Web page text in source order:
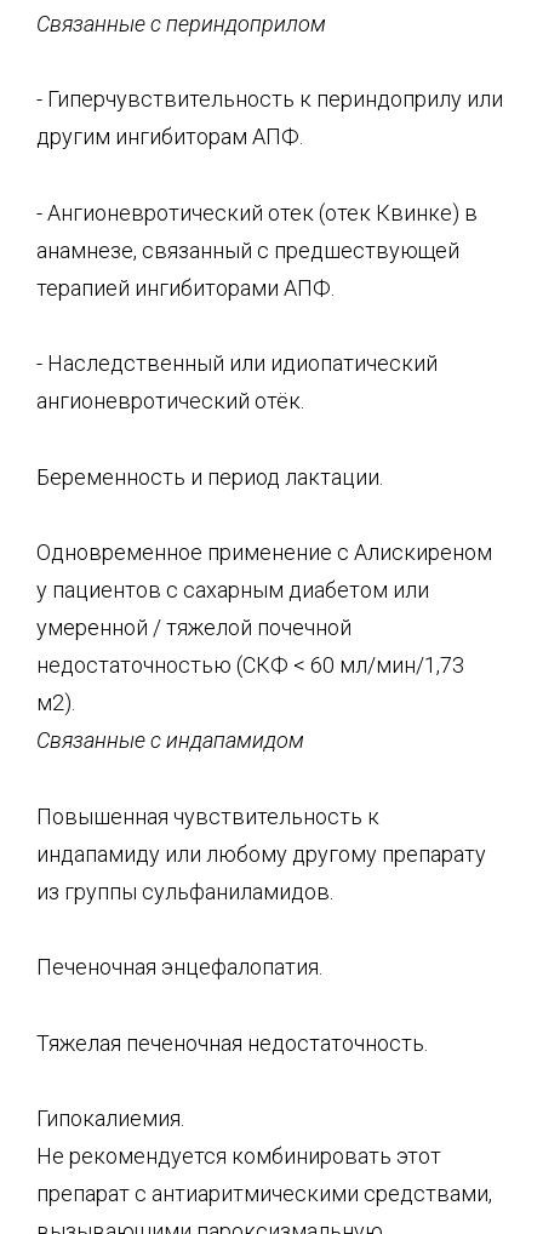
Связанные спериндоприлом
- Гиперчувствительность к периндоприлу или
другим ингибиторам АПФ.
- Ангионевротический отек (отек Квинке) в
анамнезе, связанный с предшествующей
терапией ингибиторами АПФ.
- Наследственный или идиопатический
ангионевротический отёк.
Беременность и период лактации.
Одновременное применение с Алискиреном
у пациентов с сахарным диабетом или
умеренной / тяжелой почечной
недостаточностью (СКФ < 60 мл/мин/1,73
м2).
Связанные синдапамидом
Повышенная чувствительность к
индапамиду или любому другому препарату
из группы сульфаниламидов.
Печеночная энцефалопатия.
Тяжелая печеночная недостаточность.
Гипокалиемия.
Не рекомендуется комбинировать этот
препарат с антиаритмическими средствами,